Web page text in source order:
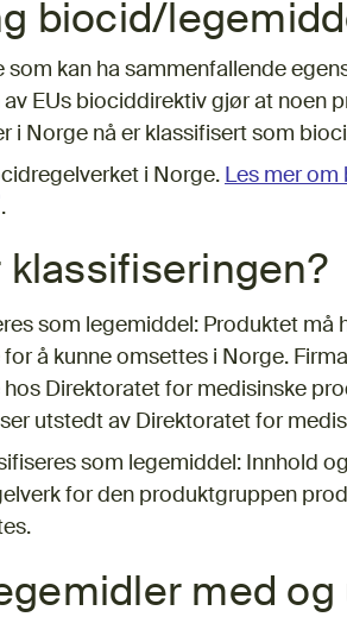
biocid/
kan ha sammenfallende
EUs biociddirektiv gjør at noen
i Norge nå er klassifisert som
i Norge. Les mer om
lenke)
.
som legemiddel: Produktet må
å kunne omsettes i Norge.
Direktoratet for medisinske
utstedt av Direktoratet for
som legemiddel: Innhold
for den produktgruppen
med og